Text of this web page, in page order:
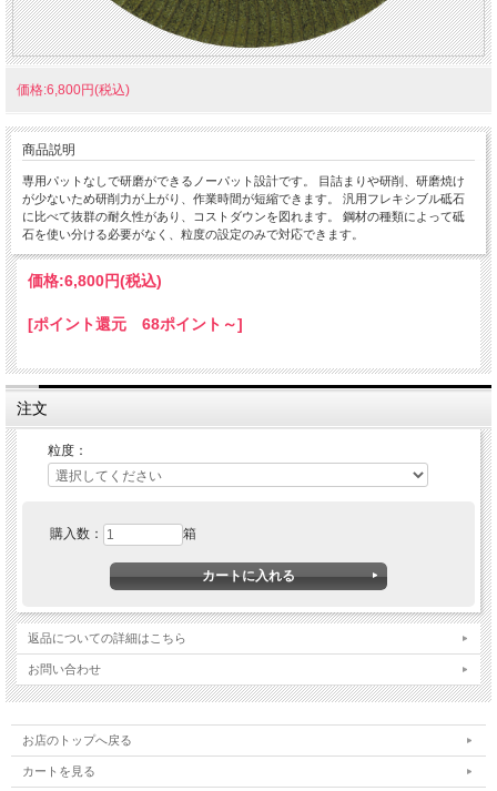
価格:6,800円(税込)
商品説明
専用パットなしで研磨ができるノーパット設計です。 目詰まりや研削、研磨焼け
が少ないため研削力が上がり、作業時間が短縮できます。 汎用フレキシブル砥石
に比べて抜群の耐久性があり、コストダウンを図れます。 鋼材の種類によって砥
石を使い分ける必要がなく、粒度の設定のみで対応できます。
価格:6,800円(税込)
[ポイント還元 68ポイント～]
注文
粒度：
購入数： 箱
返品についての詳細はこちら
お問い合わせ
お店のトップへ戻る
カートを見る